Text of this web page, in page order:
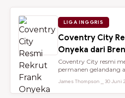
LIGA INGGRIS
Coventry City
Onyeka dari
Coventry City resmi
permanen gelandang
James Thompson ⎯ 30 Juni